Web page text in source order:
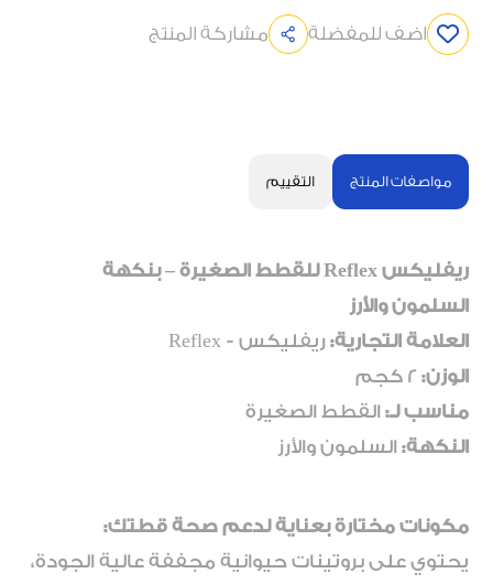
اضف للمفضلة مشاركة المنتج
مواصفات المنتج التقييم
ريفليكس Reflex للقطط الصغيرة – بنكهة
السلمون والأرز
العلامة التجارية: ريفليكس - Reflex
الوزن:
مناسب لـ: القطط الصغيرة
النكهة: السلمون والأرز
مكونات مختارة بعناية لدعم صحة قطتك:
يحتوي على بروتينات حيوانية مجففة عالية الجودة،